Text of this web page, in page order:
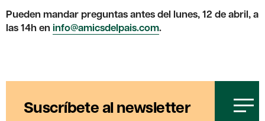
Pueden mandar preguntas antes del lunes, 12 de abril, a
las 14h eninfo@amicsdelpais.com.
Suscríbete al newsletter